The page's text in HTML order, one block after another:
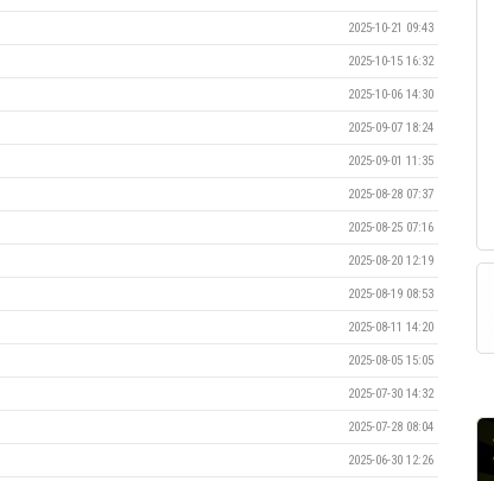
2025-10-21 09:43
2025-10-15 16:32
2025-10-06 14:30
2025-09-07 18:24
2025-09-01 11:35
2025-08-28 07:37
2025-08-25 07:16
2025-08-20 12:19
2025-08-19 08:53
2025-08-11 14:20
2025-08-05 15:05
2025-07-30 14:32
2025-07-28 08:04
2025-06-30 12:26